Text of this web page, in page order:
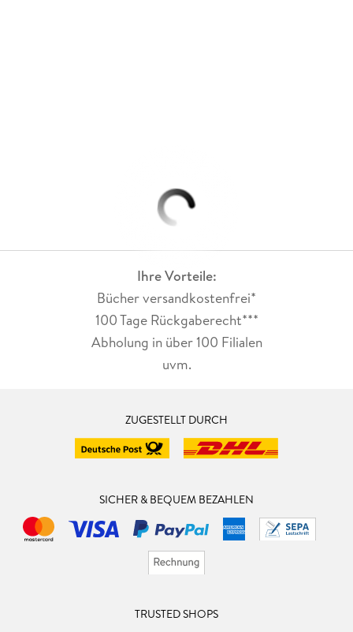
Ihre Vorteile:
Bücher versandkostenfrei*
100 Tage Rückgaberecht***
Abholung in über 100 Filialen
uvm.
ZUGESTELLT DURCH
SICHER & BEQUEM BEZAHLEN
TRUSTED SHOPS